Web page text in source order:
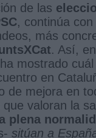
de las
, continúa
más
. Así,
mostrado
en
de mejora en
valoran la
plena
sitúan a